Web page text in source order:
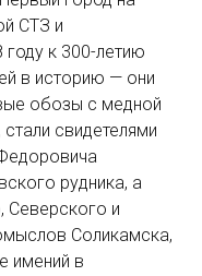
СТЗ и
году к 300-летию
в историю — они
обозы с ­медной
свидетелями
рудника, а
­Северского и
Соликамска,
имений в